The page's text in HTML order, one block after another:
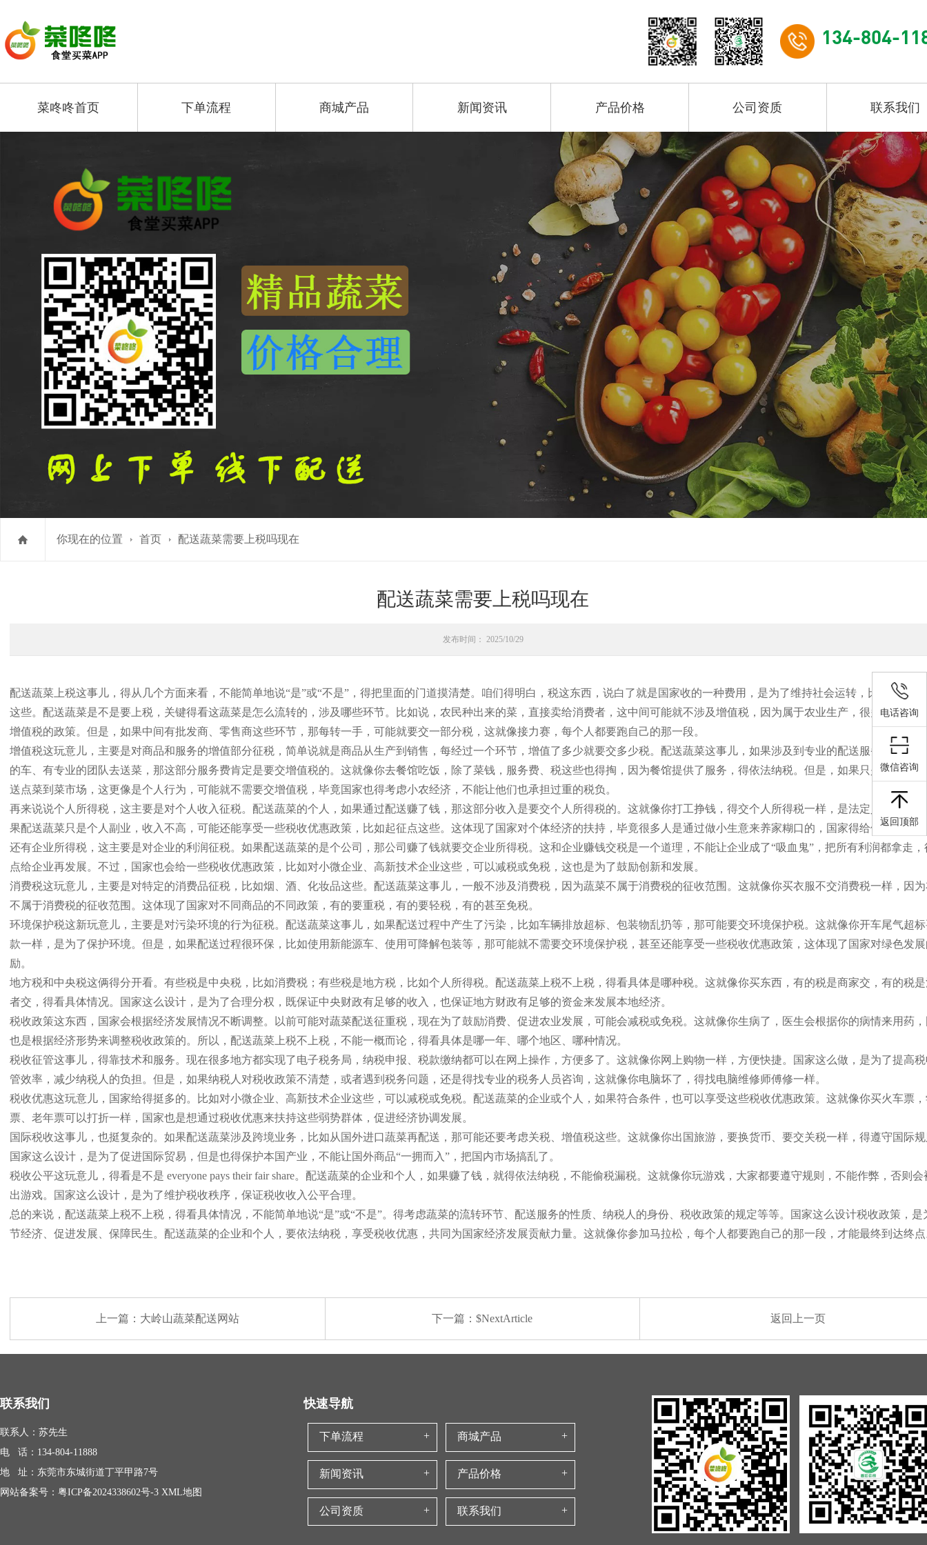
134-804-
菜咚咚首页 下单流程 商城产品 新闻资讯 产品价格 公司资质 联系我们
你现在的位置 首页 配送蔬菜需要上税吗现在
配送蔬菜需要上税吗现在
发布时间： 2025/10/29
配送蔬菜上税这事儿，得从几个方面来看，不能简单地说“是”或“不是”，得把里面的门道摸清楚。咱们得明白，税这东西，说白了就是国家收的一种费用，是为了维持社会运转，比如修路、
这些。配送蔬菜是不是要上税，关键得看这蔬菜是怎么流转的，涉及哪些环节。比如说，农民种出来的菜，直接卖给消费者，这中间可能就不涉及增值税，因为属于农业生产，很多国家都
增值税的政策。但是，如果中间有批发商、零售商这些环节，那每转一手，可能就要交一部分税，这就像接力赛，每个人都要跑自己的那一段。
增值税这玩意儿，主要是对商品和服务的增值部分征税，简单说就是商品从生产到销售，每经过一个环节，增值了多少就要交多少税。配送蔬菜这事儿，如果涉及到专业的配送服务，比如
的车、有专业的团队去送菜，那这部分服务费肯定是要交增值税的。这就像你去餐馆吃饭，除了菜钱，服务费、税这些也得掏，因为餐馆提供了服务，得依法纳税。但是，如果只是农民自
送点菜到菜市场，这更像是个人行为，可能就不需要交增值税，毕竟国家也得考虑小农经济，不能让他们也承担过重的税负。
再来说说个人所得税，这主要是对个人收入征税。配送蔬菜的个人，如果通过配送赚了钱，那这部分收入是要交个人所得税的。这就像你打工挣钱，得交个人所得税一样，是法定义务。但
果配送蔬菜只是个人副业，收入不高，可能还能享受一些税收优惠政策，比如起征点这些。这体现了国家对个体经济的扶持，毕竟很多人是通过做小生意来养家糊口的，国家得给他们留点
还有企业所得税，这主要是对企业的利润征税。如果配送蔬菜的是个公司，那公司赚了钱就要交企业所得税。这和企业赚钱交税是一个道理，不能让企业成了“吸血鬼”，把所有利润都拿走，
点给企业再发展。不过，国家也会给一些税收优惠政策，比如对小微企业、高新技术企业这些，可以减税或免税，这也是为了鼓励创新和发展。
消费税这玩意儿，主要是对特定的消费品征税，比如烟、酒、化妆品这些。配送蔬菜这事儿，一般不涉及消费税，因为蔬菜不属于消费税的征收范围。这就像你买衣服不交消费税一样，因
不属于消费税的征收范围。这体现了国家对不同商品的不同政策，有的要重税，有的要轻税，有的甚至免税。
环境保护税这新玩意儿，主要是对污染环境的行为征税。配送蔬菜这事儿，如果配送过程中产生了污染，比如车辆排放超标、包装物乱扔等，那可能要交环境保护税。这就像你开车尾气超
款一样，是为了保护环境。但是，如果配送过程很环保，比如使用新能源车、使用可降解包装等，那可能就不需要交环境保护税，甚至还能享受一些税收优惠政策，这体现了国家对绿色发
励。
地方税和中央税这俩得分开看。有些税是中央税，比如消费税；有些税是地方税，比如个人所得税。配送蔬菜上税不上税，得看具体是哪种税。这就像你买东西，有的税是商家交，有的税
者交，得看具体情况。国家这么设计，是为了合理分权，既保证中央财政有足够的收入，也保证地方财政有足够的资金来发展本地经济。
税收政策这东西，国家会根据经济发展情况不断调整。以前可能对蔬菜配送征重税，现在为了鼓励消费、促进农业发展，可能会减税或免税。这就像你生病了，医生会根据你的病情来用药
也是根据经济形势来调整税收政策的。所以，配送蔬菜上税不上税，不能一概而论，得看具体是哪一年、哪个地区、哪种情况。
税收征管这事儿，得靠技术和服务。现在很多地方都实现了电子税务局，纳税申报、税款缴纳都可以在网上操作，方便多了。这就像你网上购物一样，方便快捷。国家这么做，是为了提高
管效率，减少纳税人的负担。但是，如果纳税人对税收政策不清楚，或者遇到税务问题，还是得找专业的税务人员咨询，这就像你电脑坏了，得找电脑维修师傅修一样。
税收优惠这玩意儿，国家给得挺多的。比如对小微企业、高新技术企业这些，可以减税或免税。配送蔬菜的企业或个人，如果符合条件，也可以享受这些税收优惠政策。这就像你买火车票
票、老年票可以打折一样，国家也是想通过税收优惠来扶持这些弱势群体，促进经济协调发展。
国际税收这事儿，也挺复杂的。如果配送蔬菜涉及跨境业务，比如从国外进口蔬菜再配送，那可能还要考虑关税、增值税这些。这就像你出国旅游，要换货币、要交关税一样，得遵守国际
国家这么设计，是为了促进国际贸易，但是也得保护本国产业，不能让国外商品“一拥而入”，把国内市场搞乱了。
税收公平这玩意儿，得看是不是 everyone pays their fair share。配送蔬菜的企业和个人，如果赚了钱，就得依法纳税，不能偷税漏税。这就像你玩游戏，大家都要遵守规则，不能作弊，否则会
出游戏。国家这么设计，是为了维护税收秩序，保证税收收入公平合理。
总的来说，配送蔬菜上税不上税，得看具体情况，不能简单地说“是”或“不是”。得考虑蔬菜的流转环节、配送服务的性质、纳税人的身份、税收政策的规定等等。国家这么设计税收政策，是
节经济、促进发展、保障民生。配送蔬菜的企业和个人，要依法纳税，享受税收优惠，共同为国家经济发展贡献力量。这就像你参加马拉松，每个人都要跑自己的那一段，才能最终到达终
上一篇： 大岭山蔬菜配送网站 下一篇：$NextArticle 返回上一页
联系我们
联系人：苏先生
电 话：134-804-11888
地 址：东莞市东城街道丁平甲路7号
网站备案号： 粤ICP备2024338602号-3 XML地图
快速导航
下单流程 商城产品
新闻资讯 产品价格
公司资质 联系我们
电话咨询
微信咨询
返回顶部